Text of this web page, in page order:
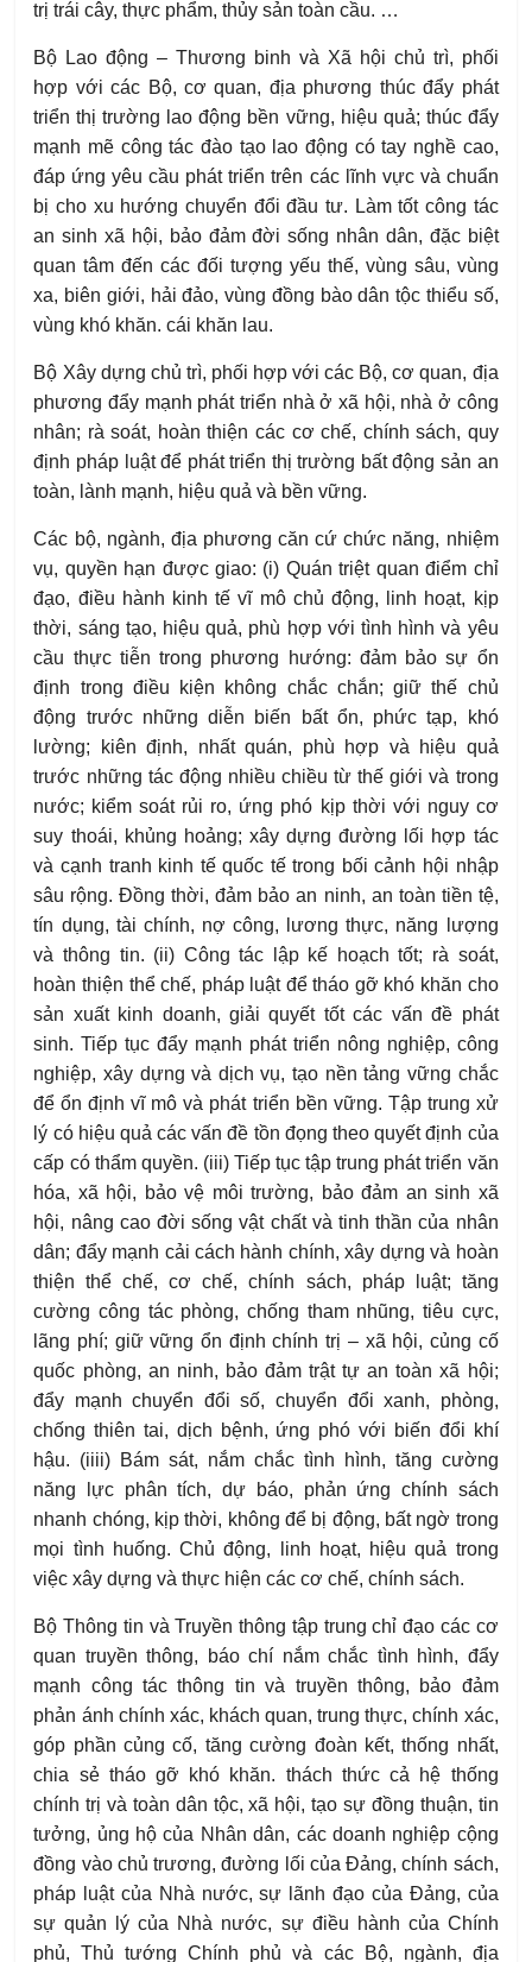
trị trái cây, thực phẩm, thủy sản toàn cầu. …
Bộ Lao động – Thương binh và Xã hội chủ trì, phối
hợp với các Bộ, cơ quan, địa phương thúc đẩy phát
triển thị trường lao động bền vững, hiệu quả; thúc đẩy
mạnh mẽ công tác đào tạo lao động có tay nghề cao,
đáp ứng yêu cầu phát triển trên các lĩnh vực và chuẩn
bị cho xu hướng chuyển đổi đầu tư. Làm tốt công tác
an sinh xã hội, bảo đảm đời sống nhân dân, đặc biệt
quan tâm đến các đối tượng yếu thế, vùng sâu, vùng
xa, biên giới, hải đảo, vùng đồng bào dân tộc thiểu số,
vùng khó khăn. cái khăn lau.
Bộ Xây dựng chủ trì, phối hợp với các Bộ, cơ quan, địa
phương đẩy mạnh phát triển nhà ở xã hội, nhà ở công
nhân; rà soát, hoàn thiện các cơ chế, chính sách, quy
định pháp luật để phát triển thị trường bất động sản an
toàn, lành mạnh, hiệu quả và bền vững.
Các bộ, ngành, địa phương căn cứ chức năng, nhiệm
vụ, quyền hạn được giao: (i) Quán triệt quan điểm chỉ
đạo, điều hành kinh tế vĩ mô chủ động, linh hoạt, kịp
thời, sáng tạo, hiệu quả, phù hợp với tình hình và yêu
cầu thực tiễn trong phương hướng: đảm bảo sự ổn
định trong điều kiện không chắc chắn; giữ thế chủ
động trước những diễn biến bất ổn, phức tạp, khó
lường; kiên định, nhất quán, phù hợp và hiệu quả
trước những tác động nhiều chiều từ thế giới và trong
nước; kiểm soát rủi ro, ứng phó kịp thời với nguy cơ
suy thoái, khủng hoảng; xây dựng đường lối hợp tác
và cạnh tranh kinh tế quốc tế trong bối cảnh hội nhập
sâu rộng. Đồng thời, đảm bảo an ninh, an toàn tiền tệ,
tín dụng, tài chính, nợ công, lương thực, năng lượng
và thông tin. (ii) Công tác lập kế hoạch tốt; rà soát,
hoàn thiện thể chế, pháp luật để tháo gỡ khó khăn cho
sản xuất kinh doanh, giải quyết tốt các vấn đề phát
sinh. Tiếp tục đẩy mạnh phát triển nông nghiệp, công
nghiệp, xây dựng và dịch vụ, tạo nền tảng vững chắc
để ổn định vĩ mô và phát triển bền vững. Tập trung xử
lý có hiệu quả các vấn đề tồn đọng theo quyết định của
cấp có thẩm quyền. (iii) Tiếp tục tập trung phát triển văn
hóa, xã hội, bảo vệ môi trường, bảo đảm an sinh xã
hội, nâng cao đời sống vật chất và tinh thần của nhân
dân; đẩy mạnh cải cách hành chính, xây dựng và hoàn
thiện thể chế, cơ chế, chính sách, pháp luật; tăng
cường công tác phòng, chống tham nhũng, tiêu cực,
lãng phí; giữ vững ổn định chính trị – xã hội, củng cố
quốc phòng, an ninh, bảo đảm trật tự an toàn xã hội;
đẩy mạnh chuyển đổi số, chuyển đổi xanh, phòng,
chống thiên tai, dịch bệnh, ứng phó với biến đổi khí
hậu. (iiii) Bám sát, nắm chắc tình hình, tăng cường
năng lực phân tích, dự báo, phản ứng chính sách
nhanh chóng, kịp thời, không để bị động, bất ngờ trong
mọi tình huống. Chủ động, linh hoạt, hiệu quả trong
việc xây dựng và thực hiện các cơ chế, chính sách.
Bộ Thông tin và Truyền thông tập trung chỉ đạo các cơ
quan truyền thông, báo chí nắm chắc tình hình, đẩy
mạnh công tác thông tin và truyền thông, bảo đảm
phản ánh chính xác, khách quan, trung thực, chính xác,
góp phần củng cố, tăng cường đoàn kết, thống nhất,
chia sẻ tháo gỡ khó khăn. thách thức cả hệ thống
chính trị và toàn dân tộc, xã hội, tạo sự đồng thuận, tin
tưởng, ủng hộ của Nhân dân, các doanh nghiệp cộng
đồng vào chủ trương, đường lối của Đảng, chính sách,
pháp luật của Nhà nước, sự lãnh đạo của Đảng, của
sự quản lý của Nhà nước, sự điều hành của Chính
phủ, Thủ tướng Chính phủ và các Bộ, ngành, địa